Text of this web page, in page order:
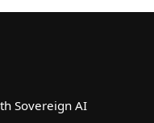
Sovereign AI